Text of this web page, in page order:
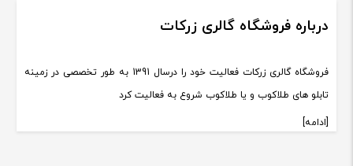
درباره فروشگاه گالری زرکات
فروشگاه گالری زرکات فعالیت خود را درسال 1391 به طور تخصصی در زمینه
تابلو های طلاکوب و یا طلاکوب شروع به فعالیت کرد
[ادامه]